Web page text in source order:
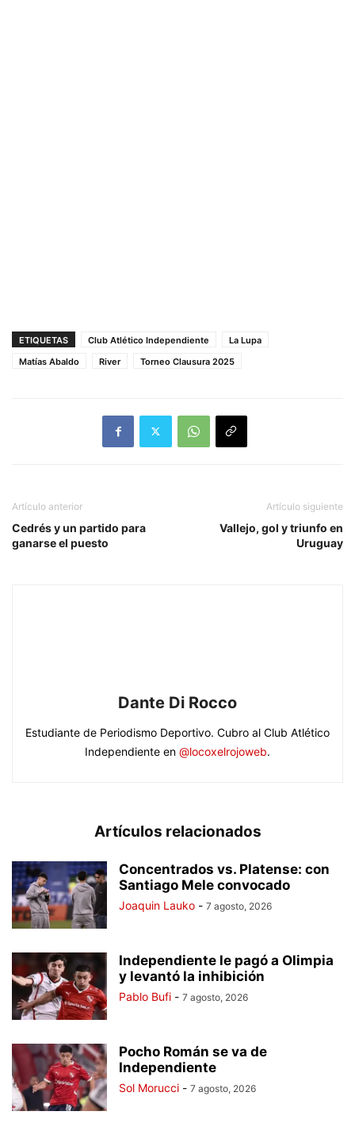
ETIQUETAS Club Atlético Independiente
La Lupa
Matías Abaldo
River Torneo Clausura 2025
Artículo anterior
Cedrés y un partido para
ganarse el puesto
Artículo siguiente
Vallejo, gol y triunfo en
Uruguay
Dante Di Rocco
Estudiante de Periodismo Deportivo. Cubro al Club Atlético
Independiente en @locoxelrojoweb.
Artículos relacionados
Concentrados vs. Platense: con
Santiago Mele convocado
Joaquin Lauko - 7 agosto, 2026
Independiente le pagó a Olimpia
y levantó la inhibición
Pablo Bufi - 7 agosto, 2026
Pocho Román se va de
Independiente
Sol Morucci - 7 agosto, 2026